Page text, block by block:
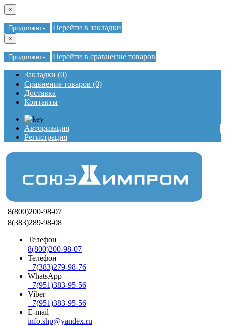
×
Продолжить Перейти в закладки
×
Продолжить Перейти в сравнение товаров
Закладки (0)
Сравнение товаров (0)
Доставка
Контакты
Авторизация
Регистрация
8(800)200-98-07
8(383)289-98-08
Телефон
8(800)200-98-07
Телефон
+7(383)279-98-76
WhatsApp
+7(951)383-95-56
Viber
+7(951)383-95-56
E-mail
info.shp@yandex.ru